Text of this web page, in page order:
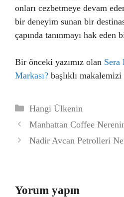
onları cezbetmeye devam
bir deneyim sunan bir
çapında tanınmayı hak eden
Bir önceki yazımız olan Sera
Markası? başlıklı
Kategoriler
Hangi Ülkenin
Manhattan Coffee
Nadir Avcan Petrolleri
Yorum yapın